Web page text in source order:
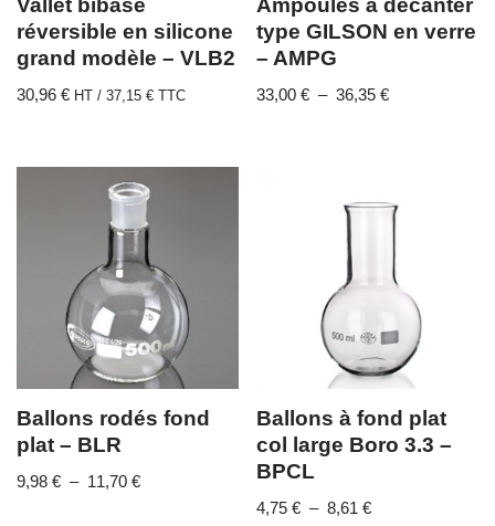
réversible en silicone
grand modèle – VLB2
30,96 € HT / 37,15 € TTC
type GILSON en verre
– AMPG
33,00€ – 36,35€
Ballons rodés fond
plat – BLR
9,98 € – 11,70 €
Ballons à fond plat
col large Boro 3.3 –
BPCL
4,75€ – 8,61€